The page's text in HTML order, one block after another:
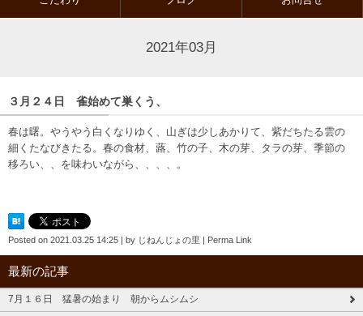
2021年03月
３月２４日 雀始めて巣くう、
春は曙。やうやう白くなりゆく、山ぎは少しあかりて、紫だちたる雲の
細くたなびきたる。春の食材、蕗、竹の子、木の芽、タラの芽、季節の
移ろい、、を味わいながら、、、、。
Posted on 2021.03.25 14:25 | by じねんじょの里 | Perma Link
最新の記事
7月１６日 猛暑の始まり 朝からムシムシ